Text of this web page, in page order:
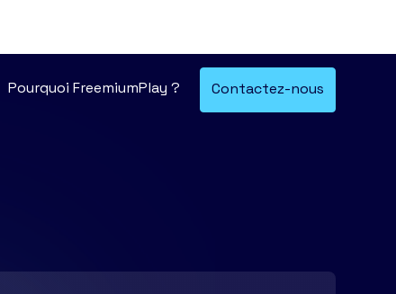
Pourquoi FreemiumPlay ? Contactez-nous